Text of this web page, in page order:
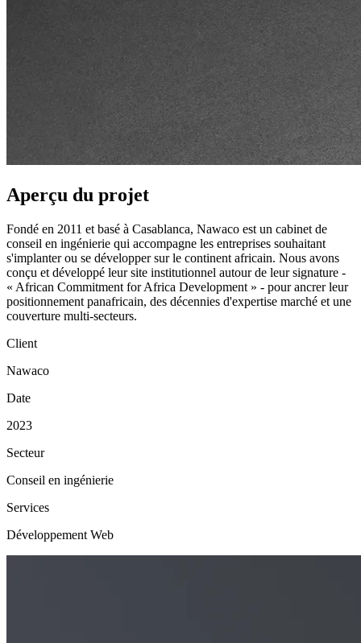
Aperçu du projet
Fondé en 2011 et basé à Casablanca, Nawaco est un cabinet de
conseil en ingénierie qui accompagne les entreprises souhaitant
s'implanter ou se développer sur le continent africain. Nous avons
conçu et développé leur site institutionnel autour de leur signature -
« African Commitment for Africa Development » - pour ancrer leur
positionnement panafricain, des décennies d'expertise marché et une
couverture multi-secteurs.
Client
Nawaco
Date
2023
Secteur
Conseil en ingénierie
Services
Développement Web